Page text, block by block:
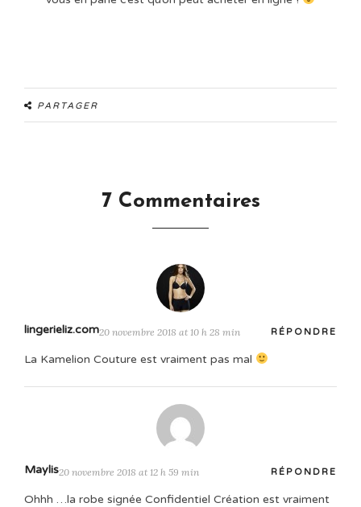
PARTAGER
7 Commentaires
lingerieliz.com20 novembre 2018 at 10 h 28 min RÉPONDRE
La Kamelion Couture est vraiment pas mal
Maylis20 novembre 2018 at 12 h 59 min RÉPONDRE
Ohhh …la robe signée Confidentiel Création est vraiment